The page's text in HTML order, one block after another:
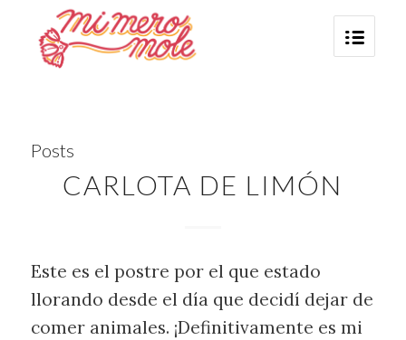
Posts
CARLOTA DE LIMÓN
Este es el postre por el que estado
llorando desde el día que decidí dejar de
comer animales. ¡Definitivamente es mi